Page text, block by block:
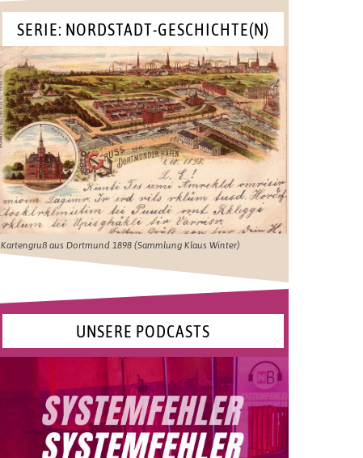
SERIE: NORDSTADT-GESCHICHTE(N)
Kartengruß aus Dortmund 1898 (Sammlung Klaus Winter)
UNSERE PODCASTS